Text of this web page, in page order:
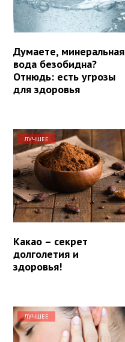
Думаете, минеральная
вода безобидна?
Отнюдь: есть угрозы
для здоровья
ЛУЧШЕЕ
Какао – секрет
долголетия и
здоровья!
ЛУЧШЕЕ